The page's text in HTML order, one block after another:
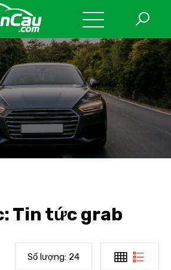
Tin tức grab
Số lượng: 24